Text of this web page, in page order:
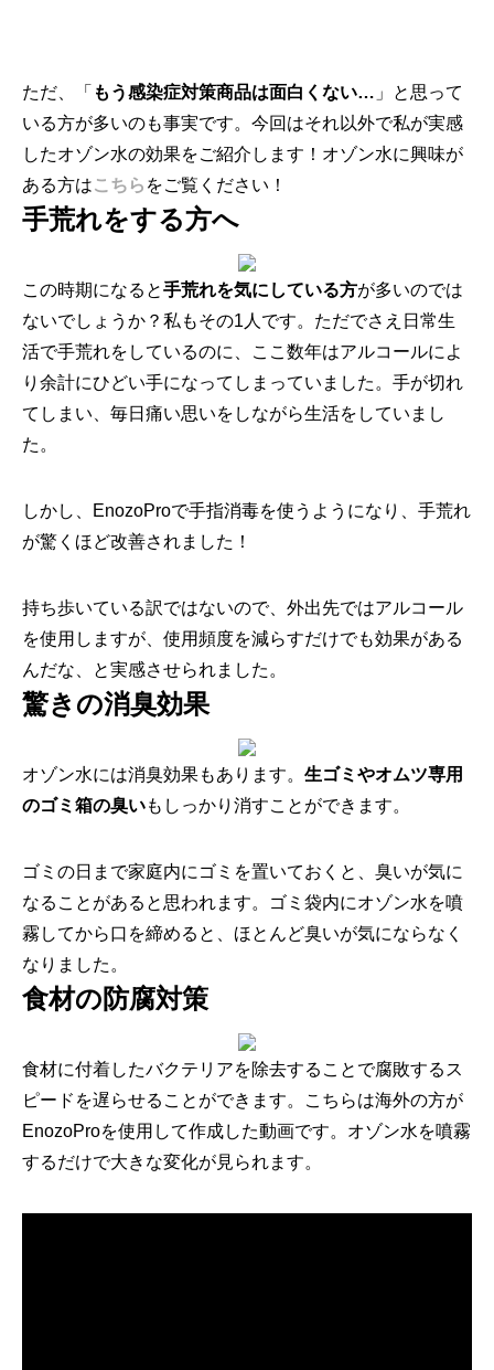
ただ、「 もう感染症対策商品は面白くない… 」
と思って
いる方が多いのも事実です。 今回はそれ以外で私が実感
したオゾン水の効果をご紹介します！オゾン水に興味が
ある方はこちら をご覧ください！
手荒れをする方へ
この時期になると手荒れを気にしている方が多いのでは
ないでしょ うか？私もその1人です。ただでさえ日常生
活で手荒れをしているのに、
ここ数年はアルコールによ
り余計にひどい手になってしまっていま した。手が切れ
てしまい、 毎日痛い思いをしながら生活をしていまし
た。
しかし、EnozoProで手指消毒を使うようになり、 手荒れ
が驚くほど改善されました！
持ち歩いている訳ではないので、 外出先ではアルコール
を使用しますが、 使用頻度を減らすだけでも効果がある
んだな、
と実感させられました。
驚きの消臭効果
オゾン水には消臭効果もあります。 生ゴミやオムツ専用
のゴミ箱の臭いもしっかり消すことができます。
ゴミの日まで家庭内にゴミを置いておくと、 臭いが気に
なることがあると思われます。
ゴミ袋内にオゾン水を噴
霧してから口を締めると、 ほとんど臭いが気にならなく
なりました。
食材の防腐対策
食材に付着したバクテリアを除去することで腐敗するス
ピードを遅らせることができます。
こちらは海外の方が
EnozoProを使用して作成した動画です。オゾン水を噴霧
するだけで大きな変化が見られます。